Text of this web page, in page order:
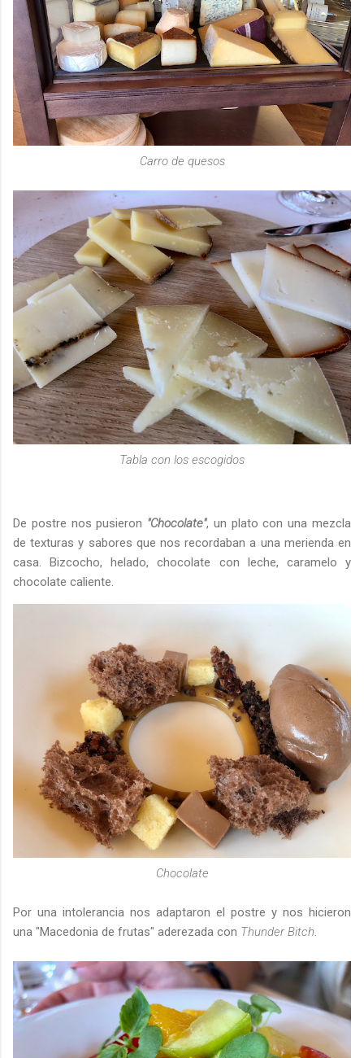
Carro de quesos
Tabla con los escogidos
De postre nos pusieron "Chocolate", un plato con una mezcla
de texturas y sabores que nos recordaban a una merienda en
casa. Bizcocho, helado, chocolate con leche, caramelo y
chocolate caliente.
Chocolate
Por una intolerancia nos adaptaron el postre y nos hicieron
una "Macedonia de frutas" aderezada con Thunder Bitch.